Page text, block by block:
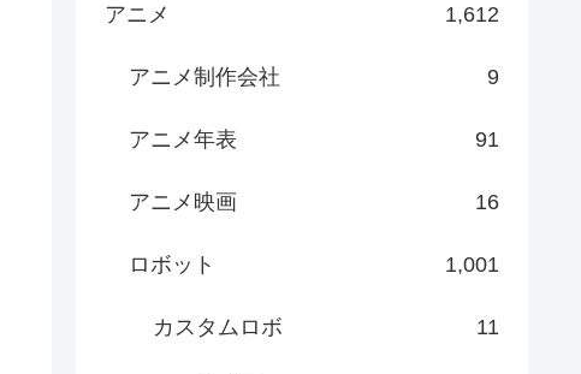
アニメ 1,612
アニメ制作会社 9
アニメ年表 91
アニメ映画 16
ロボット 1,001
カスタムロボ 11